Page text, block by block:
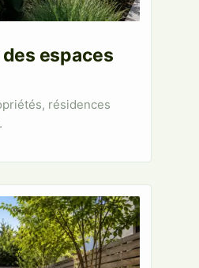
espaces
résidences